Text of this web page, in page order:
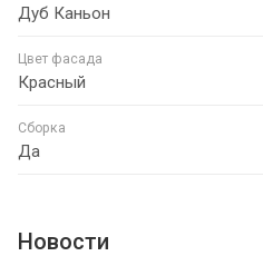
Дуб Каньон
Цвет фасада
Красный
Сборка
Да
Новости